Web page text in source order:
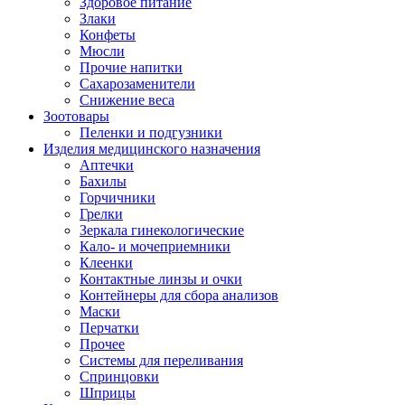
Злаки
Конфеты
Мюсли
Прочие напитки
Сахарозаменители
Снижение веса
Зоотовары
Пеленки и подгузники
Изделия медицинского назначения
Аптечки
Бахилы
Горчичники
Грелки
Зеркала гинекологические
Кало- и мочеприемники
Клеенки
Контактные линзы и очки
Контейнеры для сбора анализов
Маски
Перчатки
Прочее
Системы для переливания
Спринцовки
Шприцы